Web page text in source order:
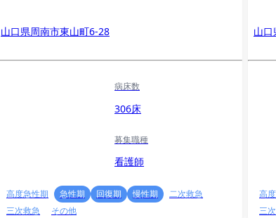
山口県周南市東山町6-28
病床数
306床
募集職種
看護師
高度急性期 急性期 回復期 慢性期
二次救急
三次救急
その他
山
高
三